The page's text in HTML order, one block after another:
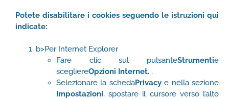
Potete disabilitare i cookies seguendo le istruzioni qui
indicate:
b>Per Internet Explorer
Fare clic sul pulsanteStrumentie
scegliereOpzioni Internet. .
Selezionare la schedaPrivacye nella sezione
Impostazioni, spostare il cursore verso l’alto